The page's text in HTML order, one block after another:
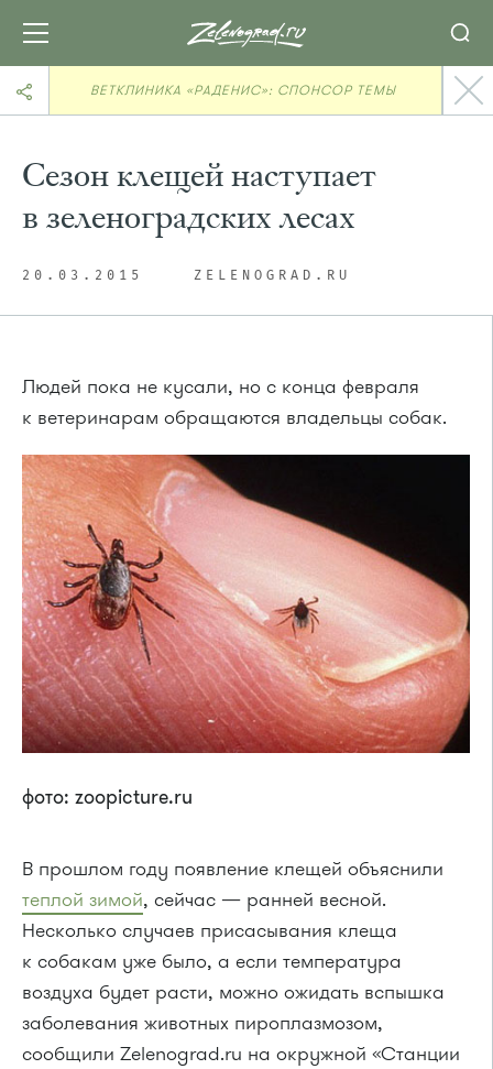
ВЕТКЛИНИКА «РАДЕНИС»: СПОНСОР ТЕМЫ
Сезон клещей наступает
в зеленоградских лесах
20.03.2015 ZELENOGRAD.RU
Людей пока не кусали, но с конца февраля
к ветеринарам обращаются владельцы собак.
фото: zoopicture.ru
В прошлом году появление клещей объяснили
теплой зимой, сейчас — ранней весной.
Несколько случаев присасывания клеща
к собакам уже было, а если температура
воздуха будет расти, можно ожидать вспышка
заболевания животных пироплазмозом,
сообщили Zelenograd.ru на окружной «Станции